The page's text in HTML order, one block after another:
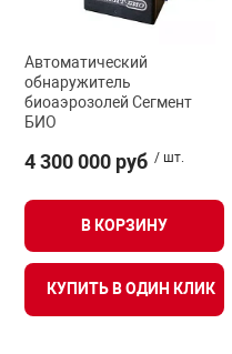
Автоматический
обнаружитель
биоаэрозолей Сегмент
БИО
4 300 000 руб / шт.
В КОРЗИНУ
КУПИТЬ В ОДИН КЛИК